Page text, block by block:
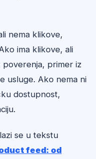
nema klikove,
ima klikove, ali
primer iz
usluge. Ako nema ni
dostupnost,
se u tekstu
feed: od